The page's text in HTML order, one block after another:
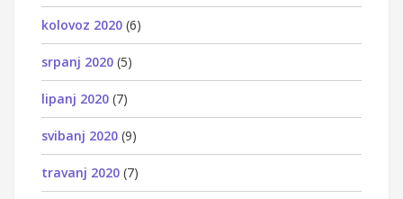
kolovoz 2020 (6)
srpanj 2020 (5)
lipanj 2020 (7)
svibanj 2020 (9)
travanj 2020 (7)